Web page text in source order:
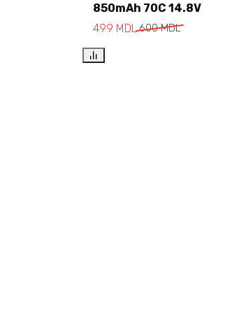
Add to cart
850mAh 70C 14.8V
600MDL
499 MDL